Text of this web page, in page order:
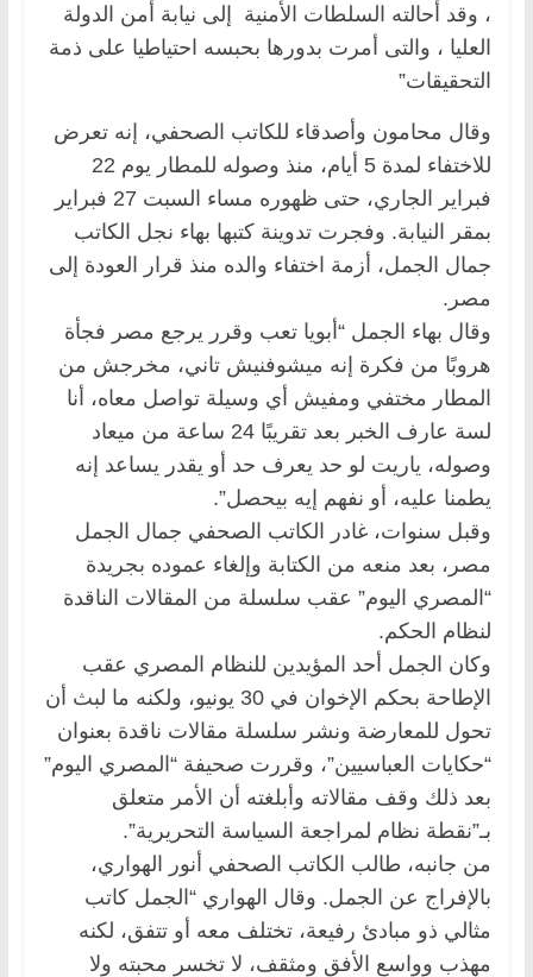
، وقد أحالته السلطات الأمنية إلى نيابة أمن الدولة
العليا ، والتى أمرت بدورها بحبسه احتياطيا على ذمة
التحقيقات”
وقال محامون وأصدقاء للكاتب الصحفي، إنه تعرض
للاختفاء لمدة 5 أيام، منذ وصوله للمطار يوم 22
فبراير الجاري، حتى ظهوره مساء السبت 27 فبراير
بمقر النيابة. وفجرت تدوينة كتبها بهاء نجل الكاتب
جمال الجمل، أزمة اختفاء والده منذ قرار العودة إلى
مصر.
وقال بهاء الجمل “أبويا تعب وقرر يرجع مصر فجأة
هروبًا من فكرة إنه ميشوفنيش تاني، مخرجش من
المطار مختفي ومفيش أي وسيلة تواصل معاه، أنا
لسة عارف الخبر بعد تقريبًا 24 ساعة من ميعاد
وصوله، ياريت لو حد يعرف حد أو يقدر يساعد إنه
يطمنا عليه، أو نفهم إيه بيحصل”.
وقبل سنوات، غادر الكاتب الصحفي جمال الجمل
مصر، بعد منعه من الكتابة وإلغاء عموده بجريدة
“المصري اليوم” عقب سلسلة من المقالات الناقدة
لنظام الحكم.
وكان الجمل أحد المؤيدين للنظام المصري عقب
الإطاحة بحكم الإخوان في 30 يونيو، ولكنه ما لبث أن
تحول للمعارضة ونشر سلسلة مقالات ناقدة بعنوان
“حكايات العباسيين”، وقررت صحيفة “المصري اليوم”
بعد ذلك وقف مقالاته وأبلغته أن الأمر متعلق
بـ”نقطة نظام لمراجعة السياسة التحريرية”.
من جانبه، طالب الكاتب الصحفي أنور الهواري،
بالإفراج عن الجمل. وقال الهواري “الجمل كاتب
مثالي ذو مبادئ رفيعة، تختلف معه أو تتفق، لكنه
مهذب وواسع الأفق ومثقف، لا تخسر محبته ولا